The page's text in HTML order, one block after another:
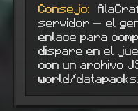
Consejo:
servidor — el
enlace para
dispare en el
con un archivo
world/